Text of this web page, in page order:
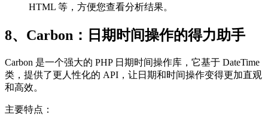
HTML 等，方便您查看分析结果。
8、Carbon：日期时间操作的得力助手
Carbon 是一个强大的 PHP 日期时间操作库，它基于 DateTime
类，提供了更人性化的 API，让日期和时间操作变得更加直观
和高效。
主要特点：